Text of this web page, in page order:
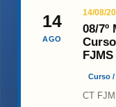
14
AGO
14/08/
08/7º
Curso
CT